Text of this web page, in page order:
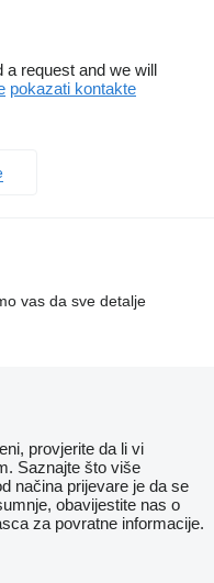
request and we will
pokazati kontakte
vas da sve detalje
provjerite da li vi
Saznajte što više
načina prijevare je da se
obavijestite nas o
za povratne informacije.